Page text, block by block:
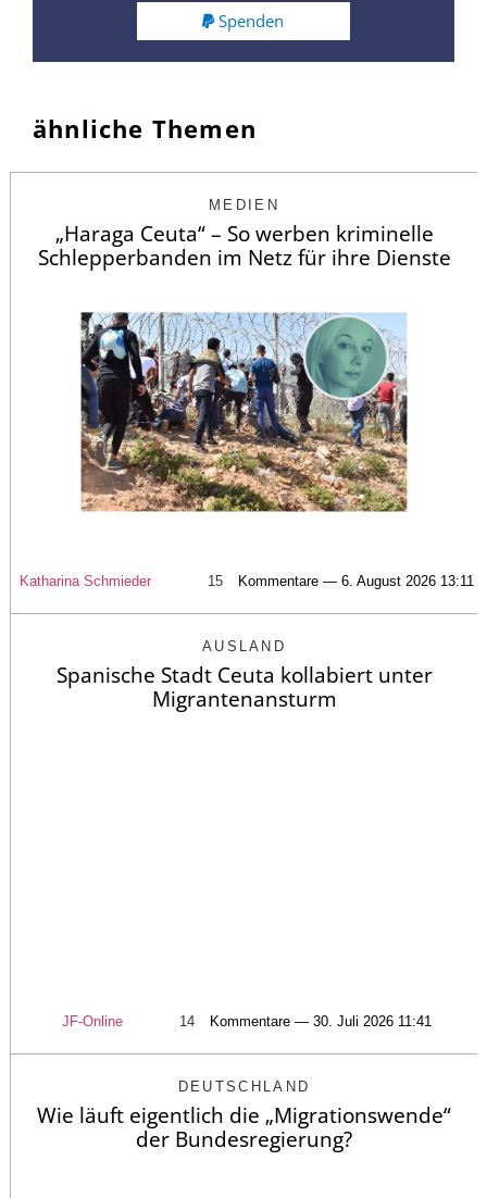
Spenden
ähnliche Themen
MEDIEN
„Haraga Ceuta“ – So werben kriminelle
Schlepperbanden im Netz für ihre Dienste
Katharina Schmieder 15 Kommentare — 6. August 2026 13:11
AUSLAND
Spanische Stadt Ceuta kollabiert unter
Migrantenansturm
JF-Online 14 Kommentare — 30. Juli 2026 11:41
DEUTSCHLAND
Wie läuft eigentlich die „Migrationswende“
der Bundesregierung?